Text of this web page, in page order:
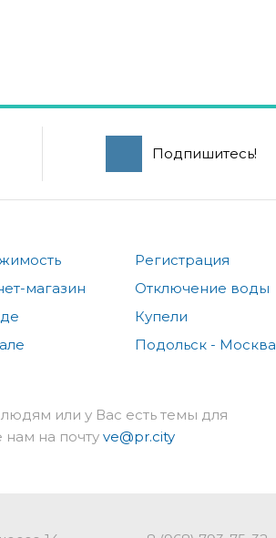
Подпишитесь!
магазин
Регистрация
Отключение воды
Купели
Подольск - Москва
или у Вас есть темы для
нам на почту ve@pr.city